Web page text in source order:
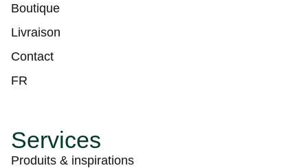
Boutique
Livraison
Contact
FR
Services
Produits & inspirations